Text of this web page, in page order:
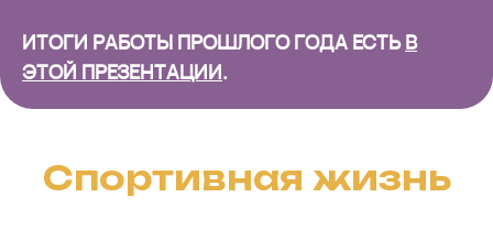
ИТОГИ РАБОТЫ ПРОШЛОГО ГОДА ЕСТЬВ
ЭТОЙ ПРЕЗЕНТАЦИИ.
Спортивная жизнь